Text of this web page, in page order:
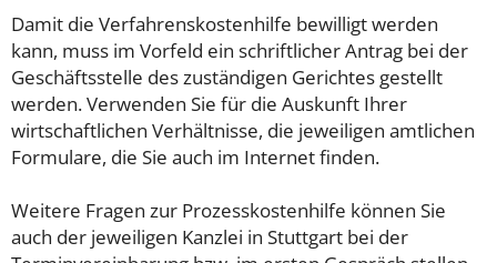
Damit die Verfahrenskostenhilfe bewilligt werden
kann, muss im Vorfeld ein schriftlicher Antrag bei der
Geschäftsstelle des zuständigen Gerichtes gestellt
werden. Verwenden Sie für die Auskunft Ihrer
wirtschaftlichen Verhältnisse, die jeweiligen amtlichen
Formulare, die Sie auch im Internet finden.
Weitere Fragen zur Prozesskostenhilfe können Sie
auch der jeweiligen Kanzlei in Stuttgart bei der